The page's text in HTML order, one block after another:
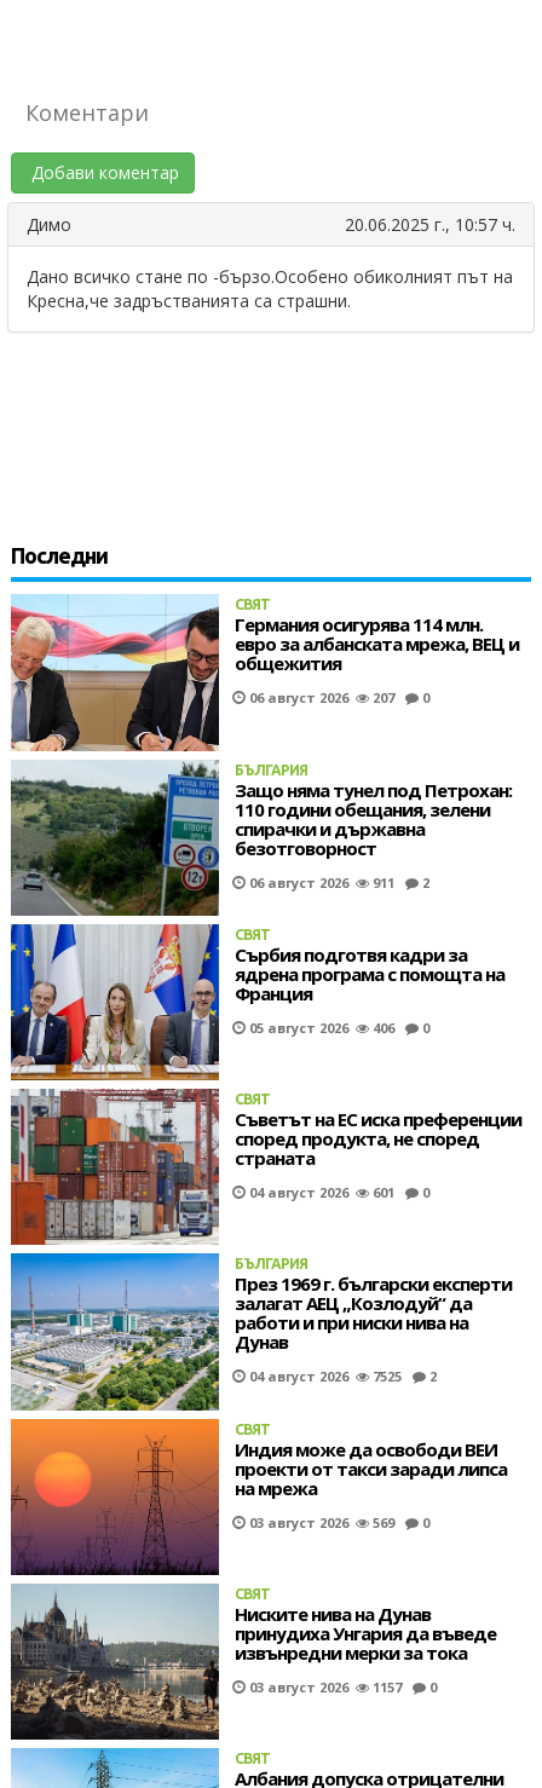
Коментари
Добави коментар
Димо 20.06.2025 г., 10:57 ч.
Дано всичко стане по -бързо.Особено обиколният път на
Кресна,че задръстванията са страшни.
Последни
СВЯТ
Германия осигурява 114 млн.
евро за албанската мрежа, ВЕЦ и
общежития
06 август 2026 207 0
БЪЛГАРИЯ
Защо няма тунел под Петрохан:
110 години обещания, зелени
спирачки и държавна
безотговорност
06 август 2026 911 2
СВЯТ
Сърбия подготвя кадри за
ядрена програма с помощта на
Франция
05 август 2026 406 0
СВЯТ
Съветът на ЕС иска преференции
според продукта, не според
страната
04 август 2026 601 0
БЪЛГАРИЯ
През 1969 г. български експерти
залагат АЕЦ „Козлодуй“ да
работи и при ниски нива на
Дунав
04 август 2026 7525 2
СВЯТ
Индия може да освободи ВЕИ
проекти от такси заради липса
на мрежа
03 август 2026 569 0
СВЯТ
Ниските нива на Дунав
принудиха Унгария да въведе
извънредни мерки за тока
03 август 2026 1157 0
СВЯТ
Албания допуска отрицателни